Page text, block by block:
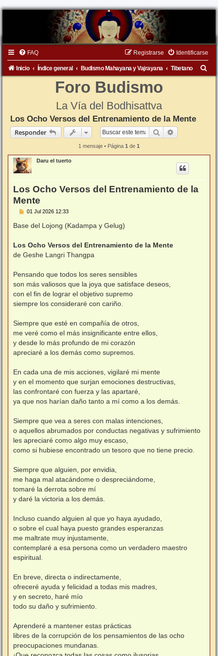
FAQ Identificarse
Registrarse
Inicio Índice general Budismo Mahayana y Vajrayana Tibetano
Foro Budismo
La Vía del Bodhisattva
Los Ocho Versos del Entrenamiento de la Mente
Responder
Buscar
1 mensaje • Página 1 de 1
Daru el tuerto
Los Ocho Versos del Entrenamiento de la
Mente
M
n
e
01 Jul 2026 12:33
Base del Lojong (Kadampa y Gelug)
Los Ocho Versos del Entrenamiento de la Mente
de Geshe Langri Thangpa
Pensando que todos los seres sensibles
son más valiosos que la joya que satisface deseos,
con el fin de lograr el objetivo supremo
siempre los consideraré con cariño.
Siempre que esté en compañía de otros,
me veré como el más insignificante entre ellos,
y desde lo más profundo de mi corazón
apreciaré a los demás como supremos.
En cada una de mis acciones, vigilaré mi mente
y en el momento que surjan emociones destructivas,
las confrontaré con fuerza y las apartaré,
ya que nos harían daño tanto a mí como a los demás.
Siempre que vea a seres con malas intenciones,
o aquellos abrumados por conductas negativas y sufrimiento
les apreciaré como algo muy escaso,
como si hubiese encontrado un tesoro que no tiene precio.
Siempre que alguien, por envidia,
me haga mal atacándome o despreciándome,
tomaré la derrota sobre mí
y daré la victoria a los demás.
Incluso cuando alguien al que yo haya ayudado,
o sobre el cual haya puesto grandes esperanzas
me maltrate muy injustamente,
contemplaré a esa persona como un verdadero maestro
espiritual.
En breve, directa o indirectamente,
ofreceré ayuda y felicidad a todas mis madres,
y en secreto, haré mío
todo su daño y sufrimiento.
Aprenderé a mantener estas prácticas
libres de la corrupción de los pensamientos de las ocho
preocupaciones mundanas.